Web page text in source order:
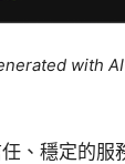
with
、穩定的